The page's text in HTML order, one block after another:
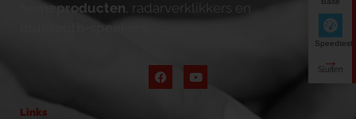
homeproducten , radarverklikkers en
bluetooth-speakers
Links
Speedtest